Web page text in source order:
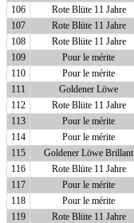
106
Rote Blüte 11 Jahre
107
Rote Blüte 11 Jahre
108
Rote Blüte 11 Jahre
109
Pour le mérite
110
Pour le mérite
111
Goldener Löwe
112
Rote Blüte 11 Jahre
113
Pour le mérite
114
Pour le mérite
115
Goldener Löwe Brillant
116
Rote Blüte 11 Jahre
117
Pour le mérite
118
Pour le mérite
119
Rote Blüte 11 Jahre